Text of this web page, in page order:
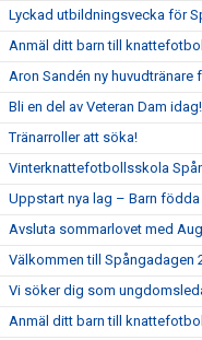
Lyckad utbildningsvecka för
Anmäl ditt barn till
Aron Sandén ny huvudtränare
Bli en del av Veteran Dam idag!
Tränarroller att söka!
Vinterknattefotbollsskola
Uppstart nya lag – Barn födda
Avsluta sommarlovet med
Välkommen till Spångadagen
Vi söker dig som
Anmäl ditt barn till